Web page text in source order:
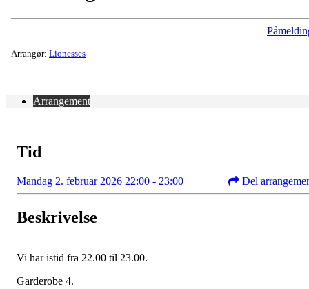
Arrangør: Lionesses
Arrangement
Tid
Mandag 2. februar 2026 22:00 - 23:00 Del
Beskrivelse
Vi har istid fra 22.00 til 23.00.
Garderobe 4.